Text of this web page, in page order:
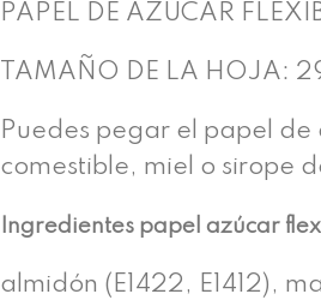
PAPEL DE AZÚCAR
TAMAÑO DE LA HOJA:
Puedes pegar el papel
comestible, miel o sirope
Ingredientes papel azúcar
almidón (E1422, E1412),